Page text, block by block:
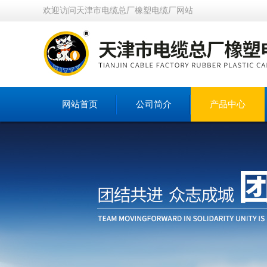
欢迎访问天津市电缆总厂橡塑电缆厂网站
网站首页 公司简介 产品中心